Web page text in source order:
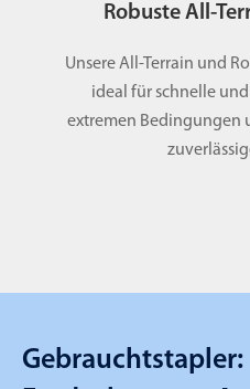
Robuste All-
Unsere All-Terrain und
ideal für schnelle
extremen Bedingungen
Gebrauchtstapler: